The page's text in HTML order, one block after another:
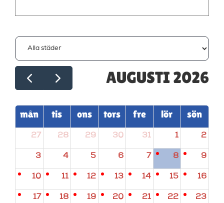
AUGUSTI 2026
mån tis ons tors fre lör sön
27 28 29 30 31 1 2
3 4 5 6 7 8 9
10 11 12 13 14 15 16
17 18 19 20 21 22 23